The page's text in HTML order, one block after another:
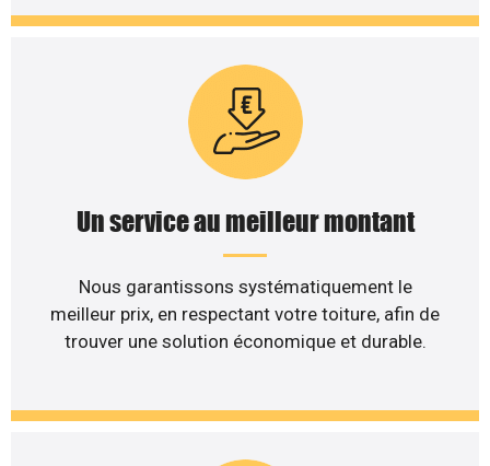
Un service au meilleur montant
Nous garantissons systématiquement le
meilleur prix, en respectant votre toiture, afin de
trouver une solution économique et durable.